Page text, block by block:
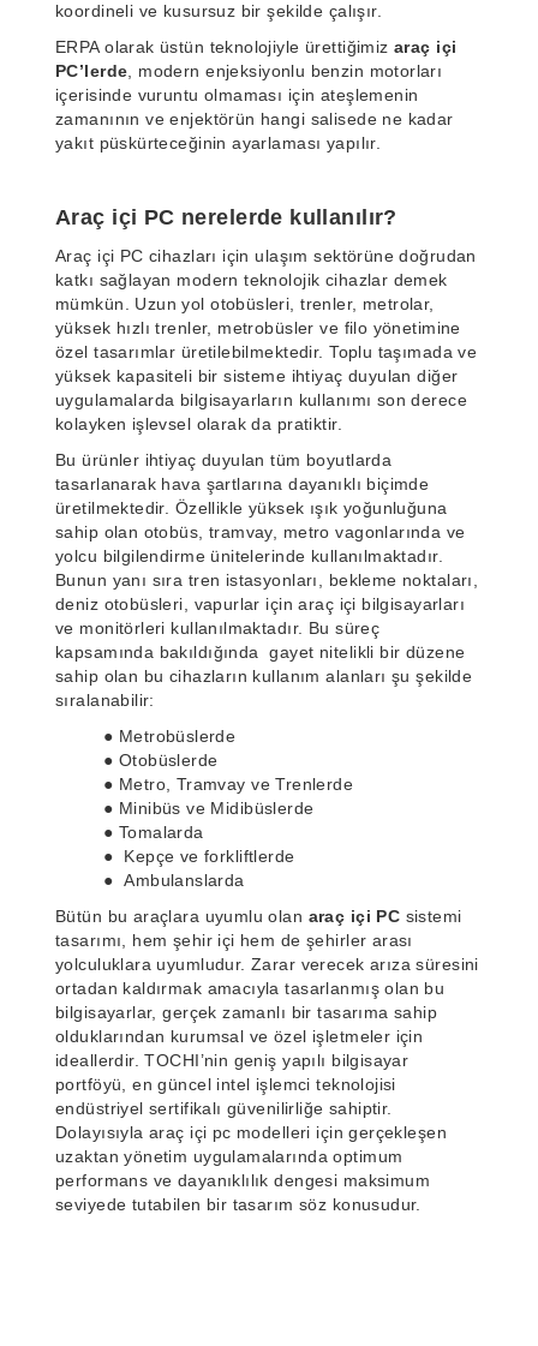
koordineli ve kusursuz bir şekilde çalışır.
ERPA olarak üstün teknolojiyle ürettiğimizaraç içi
PC’lerde , modern enjeksiyonlu benzin motorları
içerisinde vuruntu olmaması için ateşlemenin
zamanının ve enjektörün hangi salisede ne kadar
yakıt püskürteceğinin ayarlaması yapılır.
Araç içi PC nerelerde kullanılır?
Araç içi PC cihazları için ulaşım sektörüne doğrudan
katkı sağlayan modern teknolojik cihazlar demek
mümkün. Uzun yol otobüsleri, trenler, metrolar,
yüksek hızlı trenler, metrobüsler ve filo yönetimine
özel tasarımlar üretilebilmektedir. Toplu taşımada ve
yüksek kapasiteli bir sisteme ihtiyaç duyulan diğer
uygulamalarda bilgisayarların kullanımı son derece
kolayken işlevsel olarak da pratiktir.
Bu ürünler ihtiyaç duyulan tüm boyutlarda
tasarlanarak hava şartlarına dayanıklı biçimde
üretilmektedir. Özellikle yüksek ışık yoğunluğuna
sahip olan otobüs, tramvay, metro vagonlarında ve
yolcu bilgilendirme ünitelerinde kullanılmaktadır.
Bunun yanı sıra tren istasyonları, bekleme noktaları,
deniz otobüsleri, vapurlar için araç içi bilgisayarları
ve monitörleri kullanılmaktadır. Bu süreç
kapsamında bakıldığında gayet nitelikli bir düzene
sahip olan bu cihazların kullanım alanları şu şekilde
sıralanabilir:
● Metrobüslerde
● Otobüslerde
● Metro, Tramvay ve Trenlerde
● Minibüs ve Midibüslerde
● Tomalarda
● Kepçe ve forkliftlerde
● Ambulanslarda
Bütün bu araçlara uyumlu olan araç içi PC sistemi
tasarımı, hem şehir içi hem de şehirler arası
yolculuklara uyumludur. Zarar verecek arıza süresini
ortadan kaldırmak amacıyla tasarlanmış olan bu
bilgisayarlar, gerçek zamanlı bir tasarıma sahip
olduklarından kurumsal ve özel işletmeler için
ideallerdir. TOCHI’nin geniş yapılı bilgisayar
portföyü, en güncel intel işlemci teknolojisi
endüstriyel sertifikalı güvenilirliğe sahiptir.
Dolayısıyla araç içi pc modelleri için gerçekleşen
uzaktan yönetim uygulamalarında optimum
performans ve dayanıklılık dengesi maksimum
seviyede tutabilen bir tasarım söz konusudur.